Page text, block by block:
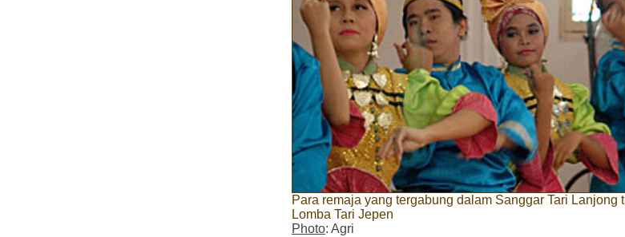
Para remaja yang tergabung dalam Sanggar Tari Lanjong
Lomba Tari Jepen
Photo: Agri